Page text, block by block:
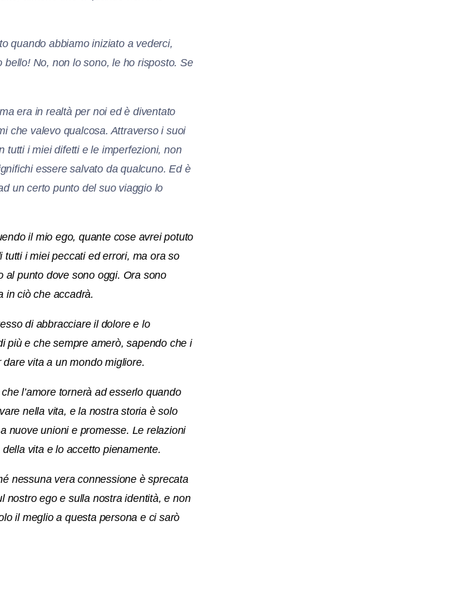
quando abbiamo iniziato a vederci,
No, non lo sono, le ho risposto. Se
era in realtà per noi ed è diventato
che valevo qualcosa. Attraverso i suoi
tutti i miei difetti e le imperfezioni, non
essere salvato da qualcuno. Ed è
un certo punto del suo viaggio lo
il mio ego, quante cose avrei potuto
i miei peccati ed errori, ma ora so
al punto dove sono oggi. Ora sono
in ciò che accadrà.
di abbracciare il dolore e lo
più e che sempre amerò, sapendo che i
vita a un mondo migliore.
l’amore tornerà ad esserlo quando
nella vita, e la nostra storia è solo
nuove unioni e promesse. Le relazioni
vita e lo accetto pienamente.
nessuna vera connessione è sprecata
nostro ego e sulla nostra identità, e non
il meglio a questa persona e ci sarò